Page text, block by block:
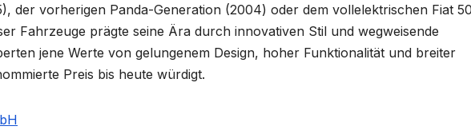
der vorherigen Panda-Generation (2004) oder dem vollelektrischen Fiat
Fahrzeuge prägte seine Ära durch innovativen Stil und wegweisende
jene Werte von gelungenem Design, hoher Funktionalität und breiter
Preis bis heute würdigt.